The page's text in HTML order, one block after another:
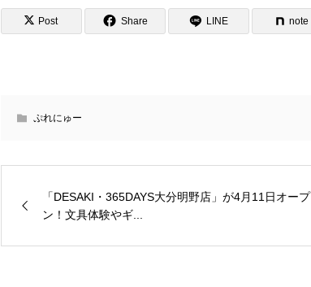
Post Share LINE note
ぷれにゅー
「DESAKI・365DAYS大分明野店」が4月11日オープ
ン！文具体験やギ...